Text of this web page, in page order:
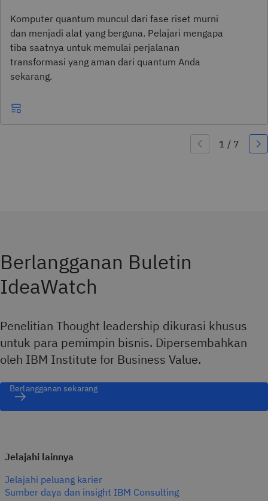
Komputer quantum muncul dari fase riset murni
dan menjadi alat yang berguna. Pelajari mengapa
tiba saatnya untuk memulai perjalanan
transformasi yang aman dari quantum Anda
sekarang.
Berlangganan Buletin
IdeaWatch
Penelitian Thought leadership dikurasi khusus
untuk para pemimpin bisnis. Dipersembahkan
oleh IBM Institute for Business Value.
Berlangganan sekarang
Jelajahi lainnya
Jelajahi peluang karier
Sumber daya dan insight IBM Consulting